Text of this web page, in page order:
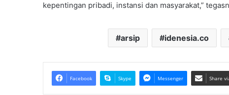
kepentingan pribadi, instansi dan masyarakat,”
arsip idenesia.co
Facebook Skype Messenger Share